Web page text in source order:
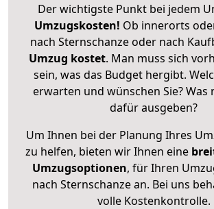
Der wichtigste Punkt bei jedem
Umzugskosten! Ob innerorts
nach Sternschanze oder nach
Umzug kostet. Man muss sich
sein, was das Budget hergibt.
erwarten und wünschen Sie? Was
dafür ausgeben?
Um Ihnen bei der Planung Ihres
zu helfen, bieten wir Ihnen eine
Umzugsoptionen, für Ihren
nach Sternschanze an. Bei uns
volle Kostenkontrolle.